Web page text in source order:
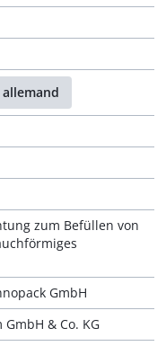
zum Befüllen von
GmbH
GmbH & Co. KG